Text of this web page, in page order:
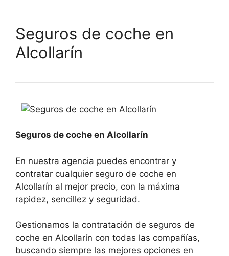
Seguros de coche en
Alcollarín
Seguros de coche en Alcollarín
En nuestra agencia puedes encontrar y
contratar cualquier seguro de coche en
Alcollarín al mejor precio, con la máxima
rapidez, sencillez y seguridad.
Gestionamos la contratación de seguros de
coche en Alcollarín con todas las compañías,
buscando siempre las mejores opciones en